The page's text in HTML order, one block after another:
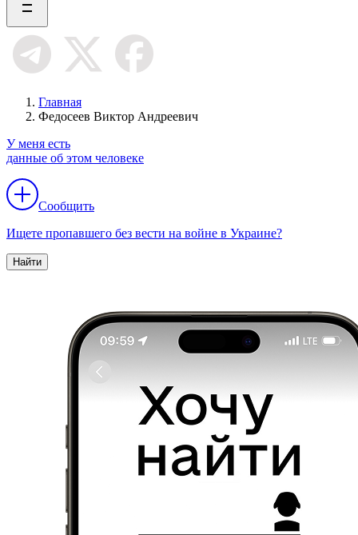
Главная
Федосеев Виктор Андреевич
У меня есть
данные об этом человеке
Сообщить
Ищете пропавшего без вести на войне в Украине?
Найти